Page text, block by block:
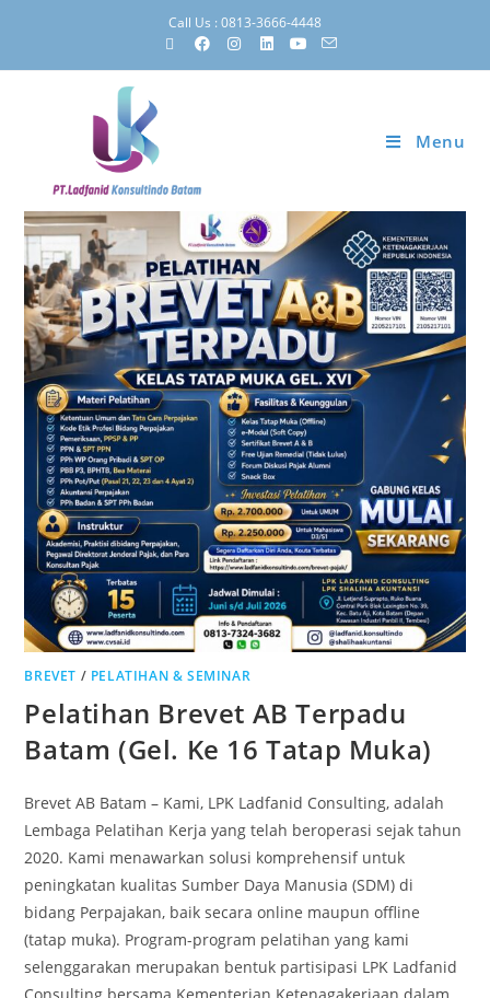
Call Us : 0813-3666-4448
Menu
BREVET / PELATIHAN & SEMINAR
Pelatihan Brevet AB Terpadu
Batam (Gel. Ke 16 Tatap Muka)
Brevet AB Batam – Kami, LPK Ladfanid Consulting, adalah
Lembaga Pelatihan Kerja yang telah beroperasi sejak tahun
2020. Kami menawarkan solusi komprehensif untuk
peningkatan kualitas Sumber Daya Manusia (SDM) di
bidang Perpajakan, baik secara online maupun offline
(tatap muka). Program-program pelatihan yang kami
selenggarakan merupakan bentuk partisipasi LPK Ladfanid